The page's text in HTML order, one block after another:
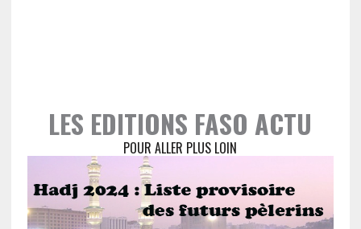
LES EDITIONS FASO ACTU
POUR ALLER PLUS LOIN